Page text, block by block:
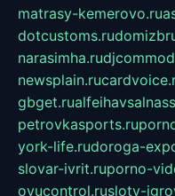
matrasy-kemerovo.ru
dotcustoms.ru
narasimha.ru
newsplain.ru
gbget.ru
petrovkasports.ru
york-life.rudoroga-
slovar-ivrit.ruporno-
ovucontrol.rusloty-